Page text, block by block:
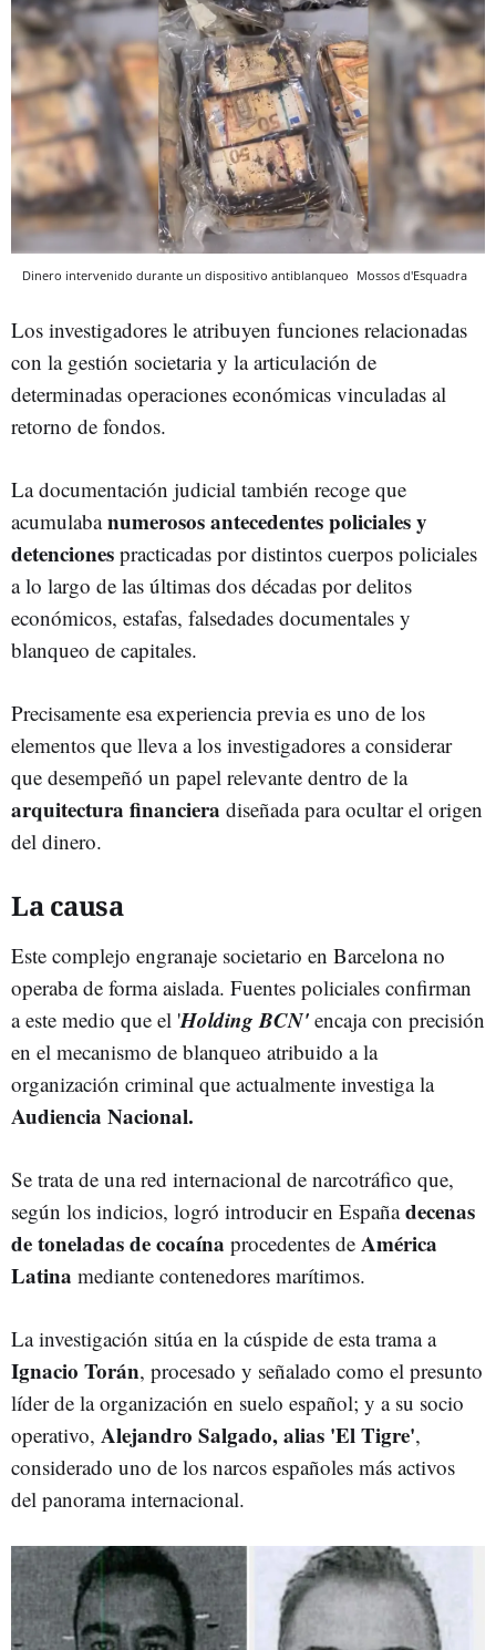
Dinero intervenido durante un dispositivo antiblanqueo Mossos d'Esquadra
Los investigadores le atribuyen funciones relacionadas
con la gestión societaria y la articulación de
determinadas operaciones económicas vinculadas al
retorno de fondos.
La documentación judicial también recoge que
acumulabanumerosos antecedentes policiales y
detenciones practicadas por distintos cuerpos policiales
a lo largo de las últimas dos décadas por delitos
económicos, estafas, falsedades documentales y
blanqueo de capitales.
Precisamente esa experiencia previa es uno de los
elementos que lleva a los investigadores a considerar
que desempeñó un papel relevante dentro de la
arquitectura financiera diseñada para ocultar el origen
del dinero.
La causa
Este complejo engranaje societario en Barcelona no
operaba de forma aislada. Fuentes policiales confirman
a este medio que el 'Holding BCN' encaja con precisión
en el mecanismo de blanqueo atribuido a la
organización criminal que actualmente investiga la
Audiencia Nacional.
Se trata de una red internacional de narcotráfico que,
según los indicios, logró introducir en Españadecenas
de toneladas de cocaína procedentes de América
Latina mediante contenedores marítimos.
La investigación sitúa en la cúspide de esta trama a
Ignacio Torán, procesado y señalado como el presunto
líder de la organización en suelo español; y a su socio
operativo, Alejandro Salgado, alias 'El Tigre',
considerado uno de los narcos españoles más activos
del panorama internacional.